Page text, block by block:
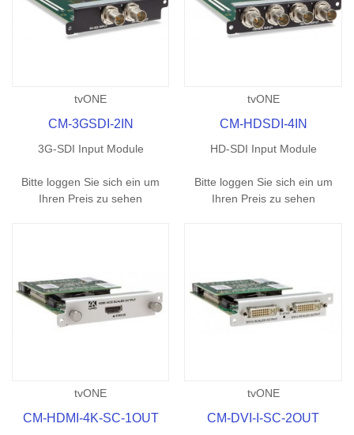
tvONE
CM-3GSDI-2IN
3G-SDI Input Module
Bitte loggen Sie sich ein um
Ihren Preis zu sehen
tvONE
CM-HDSDI-4IN
HD-SDI Input Module
Bitte loggen Sie sich ein um
Ihren Preis zu sehen
tvONE
CM-HDMI-4K-SC-1OUT
tvONE
CM-DVI-I-SC-2OUT